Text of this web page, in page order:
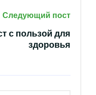
Следующий пост
с пользой для
здоровья